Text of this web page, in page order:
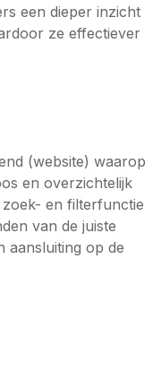
een dieper inzicht
ze effectiever
(website) waarop
en overzichtelijk
en filterfunctie
van de juiste
aansluiting op de